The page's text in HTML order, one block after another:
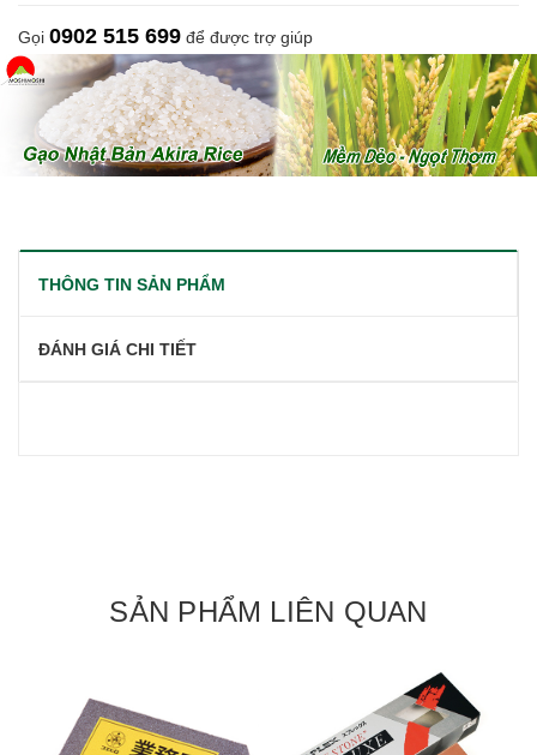
Gọi 0902 515 699 để được trợ giúp
THÔNG TIN SẢN PHẨM
ĐÁNH GIÁ CHI TIẾT
SẢN PHẨM LIÊN QUAN